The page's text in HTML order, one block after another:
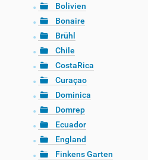
Bolivien
Bonaire
Brühl
Chile
CostaRica
Curaçao
Dominica
Domrep
Ecuador
England
Finkens Garten